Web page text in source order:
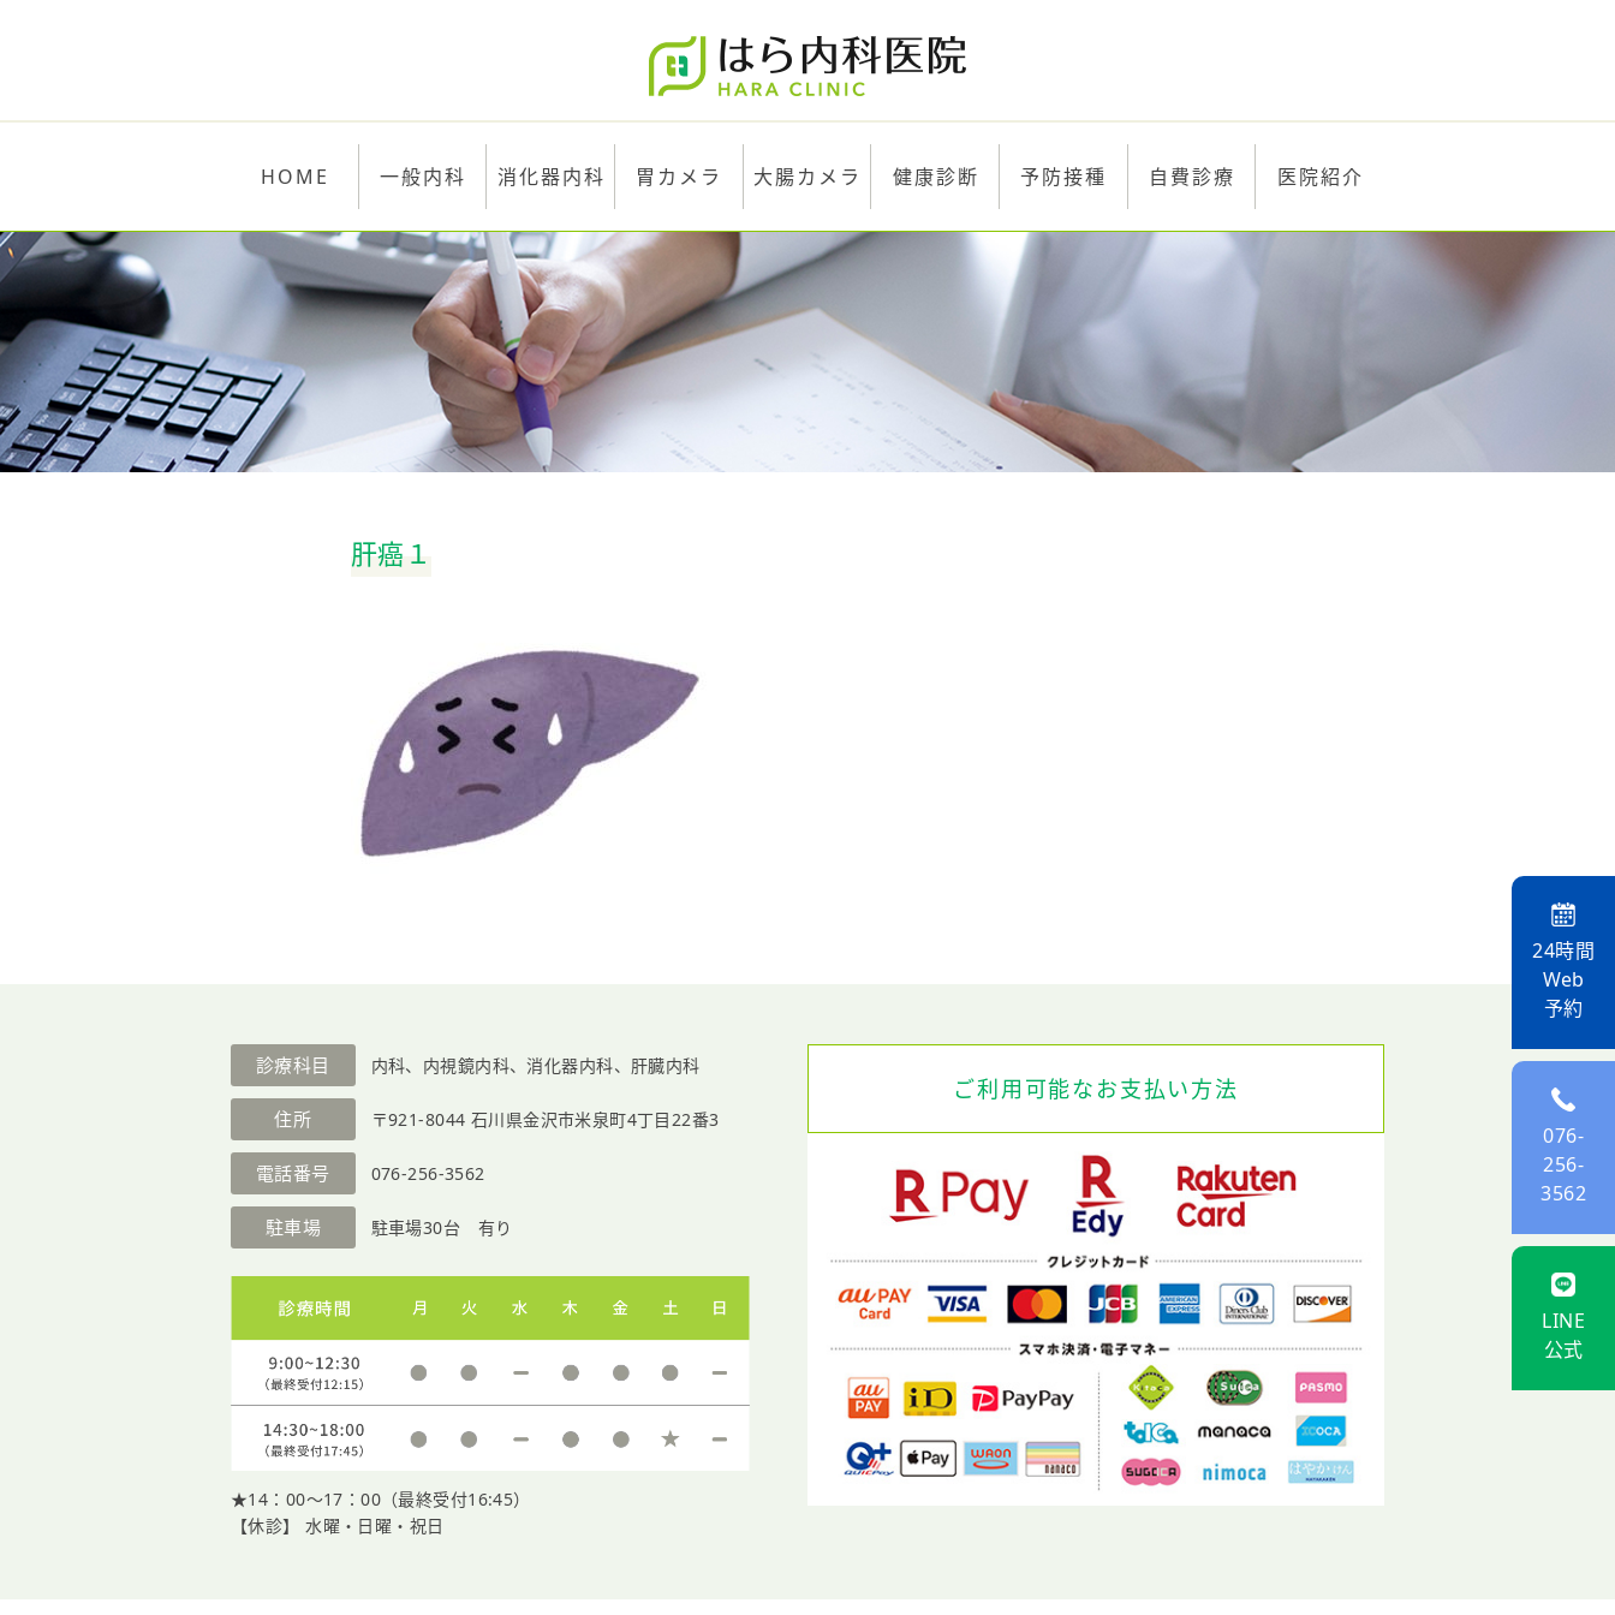
HOME 一般内科 消化器内科 胃カメラ 大腸カメラ 健康診断 予防接種 自費診療 医院紹介
肝癌１
診療科目 内科、内視鏡内科、消化器内科、 肝臓内科
住所 〒921-8044 石川県金沢市米泉町4丁目22番3
電話番号 076-256-3562
駐車場 駐車場30台 有り
★14：00〜17：00（最終受付16:45）
【休診】 水曜・日曜・祝日
ご利用可能なお支払い方法
24時間
Web
予約
076-
256-
3562
LINE
公式